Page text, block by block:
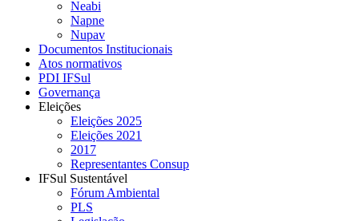
Neabi
Napne
Nupav
Documentos Institucionais
Atos normativos
PDI IFSul
Governança
Eleições
Eleições 2025
Eleições 2021
2017
Representantes Consup
IFSul Sustentável
Fórum Ambiental
PLS